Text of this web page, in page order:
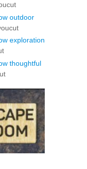
outdoor
exploration
thoughtful